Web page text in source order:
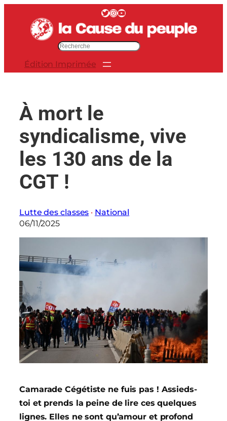
contenu
Twitter InstagramYouTube
c
e
Édition Imprimée
À mort le
syndicalisme, vive
les 130 ans de la
CGT !
Lutte des classes · National
06/11/2025
Camarade Cégétiste ne fuis pas ! Assieds-
toi et prends la peine de lire ces quelques
lignes. Elles ne sont qu’amour et profond